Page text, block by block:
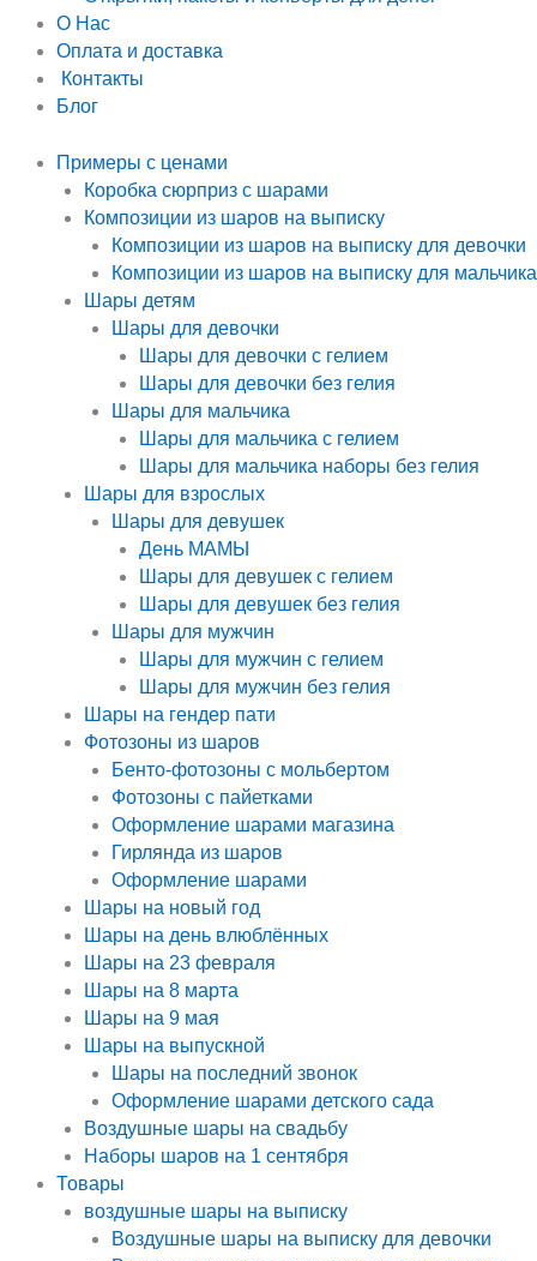
О Нас
Оплата и доставка
Контакты
Блог
Примеры с ценами
Коробка сюрприз с шарами
Композиции из шаров на выписку
Композиции из шаров на выписку для девочки
Композиции из шаров на выписку для мальчика
Шары детям
Шары для девочки
Шары для девочки с гелием
Шары для девочки без гелия
Шары для мальчика
Шары для мальчика с гелием
Шары для мальчика наборы без гелия
Шары для взрослых
Шары для девушек
День МАМЫ
Шары для девушек с гелием
Шары для девушек без гелия
Шары для мужчин
Шары для мужчин с гелием
Шары для мужчин без гелия
Шары на гендер пати
Фотозоны из шаров
Бенто-фотозоны с мольбертом
Фотозоны с пайетками
Оформление шарами магазина
Гирлянда из шаров
Оформление шарами
Шары на новый год
Шары на день влюблённых
Шары на 23 февраля
Шары на 8 марта
Шары на 9 мая
Шары на выпускной
Шары на последний звонок
Оформление шарами детского сада
Воздушные шары на свадьбу
Наборы шаров на 1 сентября
Товары
воздушные шары на выписку
Воздушные шары на выписку для девочки